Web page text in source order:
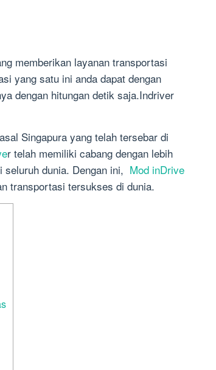
memberikan layanan transportasi
yang satu ini anda dapat dengan
dengan hitungan detik saja.Indriver
Singapura yang telah tersebar di
r telah memiliki cabang dengan lebih
dunia. Dengan ini, Mod inDrive
transportasi tersukses di dunia.